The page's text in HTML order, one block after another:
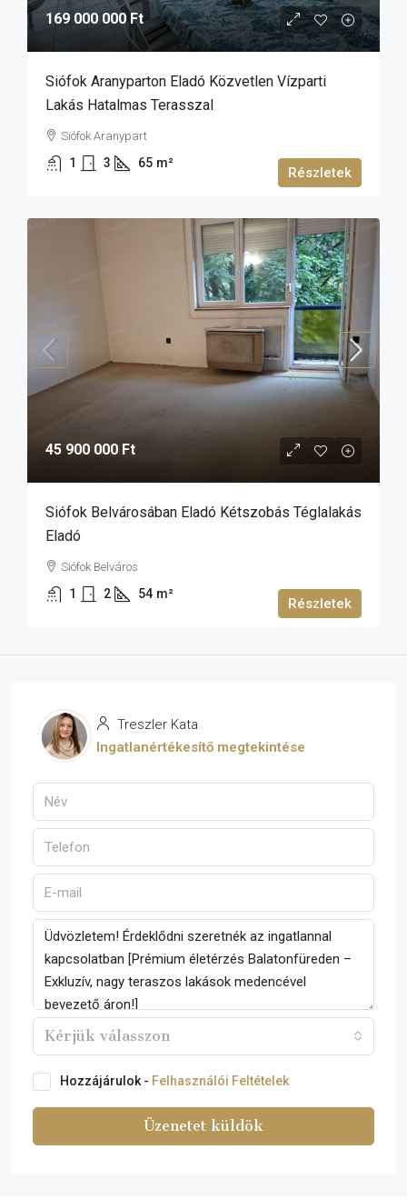
169 000 000 Ft
Siófok Aranyparton Eladó Közvetlen Vízparti
Lakás Hatalmas Terasszal
Siófok Aranypart
1 3 65 m²
Részletek
45 900 000 Ft
Siófok Belvárosában Eladó Kétszobás Téglalakás
Eladó
Siófok Belváros
1 2 54 m²
Részletek
Treszler Kata
Ingatlanértékesítő megtekintése
Kérjük válasszon
Hozzájárulok - Felhasználói Feltételek
Üzenetet küldök